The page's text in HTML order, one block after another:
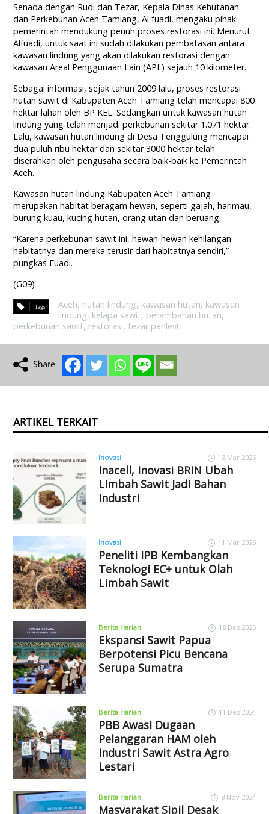
Senada dengan Rudi dan Tezar, Kepala Dinas Kehutanan
dan Perkebunan Aceh Tamiang, Al fuadi, mengaku pihak
pemerintah mendukung penuh proses restorasi ini. Menurut
Alfuadi, untuk saat ini sudah dilakukan pembatasan antara
kawasan lindung yang akan dilakukan restorasi dengan
kawasan Areal Penggunaan Lain (APL) sejauh 10 kilometer.
Sebagai informasi, sejak tahun 2009 lalu, proses restorasi
hutan sawit di Kabupaten Aceh Tamiang telah mencapai 800
hektar lahan oleh BP KEL. Sedangkan untuk kawasan hutan
lindung yang telah menjadi perkebunan sekitar 1.071 hektar.
Lalu, kawasan hutan lindung di Desa Tenggulung mencapai
dua puluh ribu hektar dan sekitar 3000 hektar telah
diserahkan oleh pengusaha secara baik-baik ke Pemerintah
Aceh.
Kawasan hutan lindung Kabupaten Aceh Tamiang
merupakan habitat beragam hewan, seperti gajah, harimau,
burung kuau, kucing hutan, orang utan dan beruang.
“Karena perkebunan sawit ini, hewan-hewan kehilangan
habitatnya dan mereka terusir dari habitatnya sendiri,”
pungkas Fuadi.
(G09)
Aceh, hutan lindung, kawasan hutan, kawasan
lindung, kelapa sawit, perambahan hutan,
perkebunan sawit, restorasi, tezar pahlevi
ARTIKEL TERKAIT
Inovasi 13 Mar 2026
Inacell, Inovasi BRIN Ubah
Limbah Sawit Jadi Bahan
Industri
Inovasi 11 Mar 2026
Peneliti IPB Kembangkan
Teknologi EC+ untuk Olah
Limbah Sawit
Berita Harian 18 Des 2025
Ekspansi Sawit Papua
Berpotensi Picu Bencana
Serupa Sumatra
Berita Harian 11 Des 2024
PBB Awasi Dugaan
Pelanggaran HAM oleh
Industri Sawit Astra Agro
Lestari
Berita Harian 8 Nov 2024
Masyarakat Sipil Desak